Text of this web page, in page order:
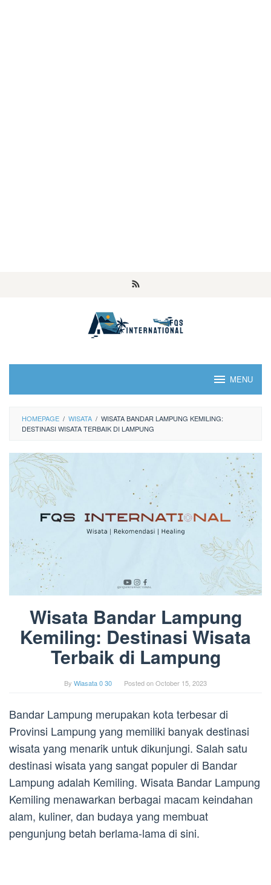
MENU
HOMEPAGE / WISATA / WISATA BANDAR LAMPUNG KEMILING:
DESTINASI WISATA TERBAIK DI LAMPUNG
Wisata Bandar Lampung
Kemiling: Destinasi Wisata
Terbaik di Lampung
By Wiasata 0 30 Posted onOctober 15, 2023
Bandar Lampung merupakan kota terbesar di
Provinsi Lampung yang memiliki banyak destinasi
wisata yang menarik untuk dikunjungi. Salah satu
destinasi wisata yang sangat populer di Bandar
Lampung adalah Kemiling. Wisata Bandar Lampung
Kemiling menawarkan berbagai macam keindahan
alam, kuliner, dan budaya yang membuat
pengunjung betah berlama-lama di sini.